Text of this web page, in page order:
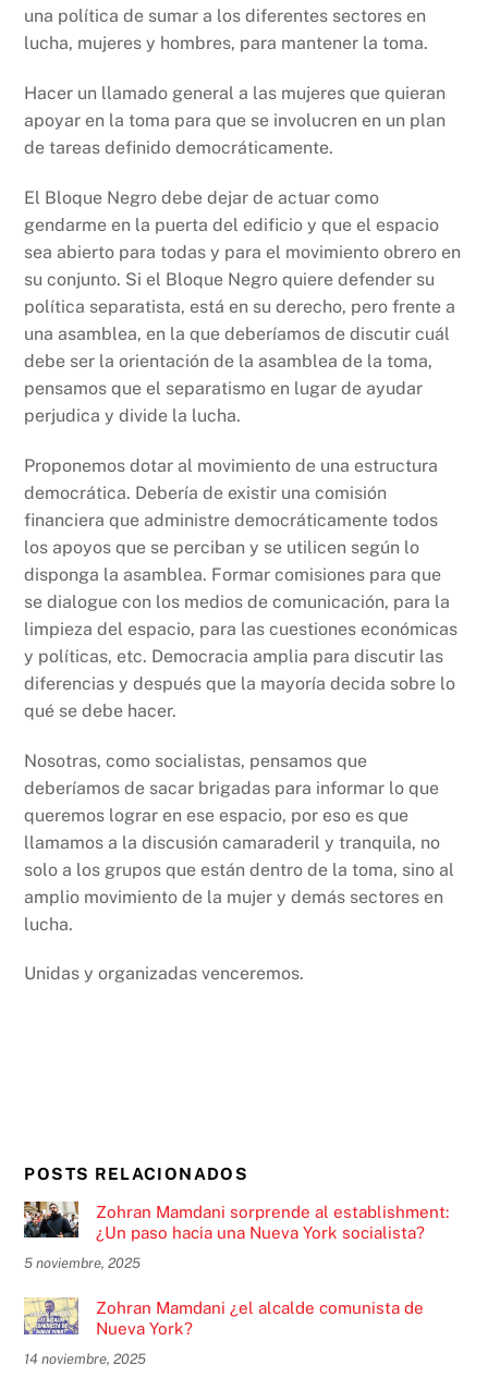
una política de sumar a los diferentes sectores en
lucha, mujeres y hombres, para mantener la toma.
Hacer un llamado general a las mujeres que quieran
apoyar en la toma para que se involucren en un plan
de tareas definido democráticamente.
El Bloque Negro debe dejar de actuar como
gendarme en la puerta del edificio y que el espacio
sea abierto para todas y para el movimiento obrero en
su conjunto. Si el Bloque Negro quiere defender su
política separatista, está en su derecho, pero frente a
una asamblea, en la que deberíamos de discutir cuál
debe ser la orientación de la asamblea de la toma,
pensamos que el separatismo en lugar de ayudar
perjudica y divide la lucha.
Proponemos dotar al movimiento de una estructura
democrática. Debería de existir una comisión
financiera que administre democráticamente todos
los apoyos que se perciban y se utilicen según lo
disponga la asamblea. Formar comisiones para que
se dialogue con los medios de comunicación, para la
limpieza del espacio, para las cuestiones económicas
y políticas, etc. Democracia amplia para discutir las
diferencias y después que la mayoría decida sobre lo
qué se debe hacer.
Nosotras, como socialistas, pensamos que
deberíamos de sacar brigadas para informar lo que
queremos lograr en ese espacio, por eso es que
llamamos a la discusión camaraderil y tranquila, no
solo a los grupos que están dentro de la toma, sino al
amplio movimiento de la mujer y demás sectores en
lucha.
Unidas y organizadas venceremos.
POSTS RELACIONADOS
Zohran Mamdani sorprende al establishment:
¿Un paso hacia una Nueva York socialista?
5 noviembre, 2025
Zohran Mamdani ¿el alcalde comunista de
Nueva York?
14 noviembre, 2025